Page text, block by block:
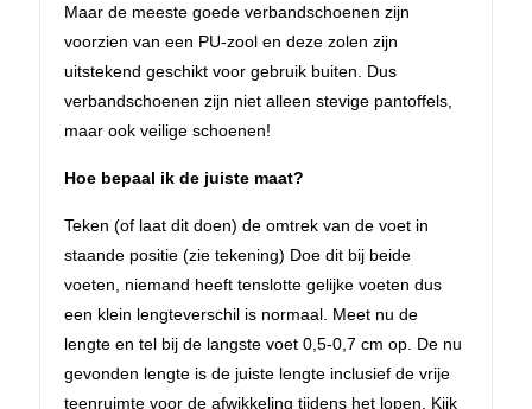
Maar de meeste goede verbandschoenen zijn
voorzien van een PU-zool en deze zolen zijn
uitstekend geschikt voor gebruik buiten. Dus
verbandschoenen zijn niet alleen stevige pantoffels,
maar ook veilige schoenen!
Hoe bepaal ik de juiste maat?
Teken (of laat dit doen) de omtrek van de voet in
staande positie (zie tekening) Doe dit bij beide
voeten, niemand heeft tenslotte gelijke voeten dus
een klein lengteverschil is normaal. Meet nu de
lengte en tel bij de langste voet 0,5-0,7 cm op. De nu
gevonden lengte is de juiste lengte inclusief de vrije
teenruimte voor de afwikkeling tijdens het lopen. Kijk